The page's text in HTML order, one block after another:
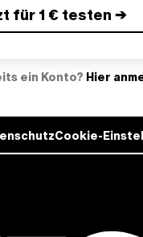
für 1 € testen →
ein Konto? Hier
Cookie-